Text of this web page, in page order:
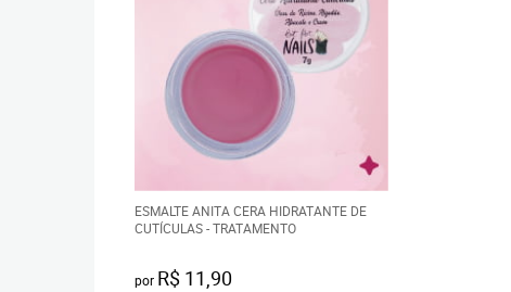
ESMALTE ANITA CERA HIDRATANTE DE
CUTÍCULAS - TRATAMENTO
por R$ 11,90